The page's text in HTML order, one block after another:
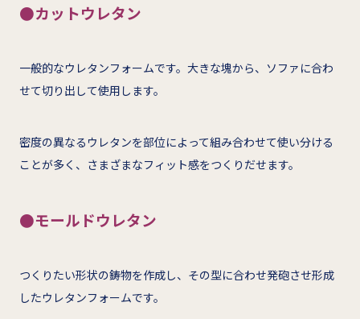
●カットウレタン
一般的なウレタンフォームです。大きな塊から、ソファに合わ
せて切り出して使用します。
密度の異なるウレタンを部位によって組み合わせて使い分ける
ことが多く、さまざまなフィット感をつくりだせます。
●モールドウレタン
つくりたい形状の鋳物を作成し、その型に合わせ発砲させ形成
したウレタンフォームです。